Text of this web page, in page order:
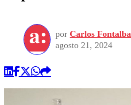
por Carlos Fontalba
agosto 21, 2024